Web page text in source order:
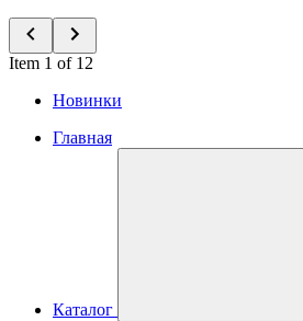
Item 1 of 12
Новинки
Главная
Каталог